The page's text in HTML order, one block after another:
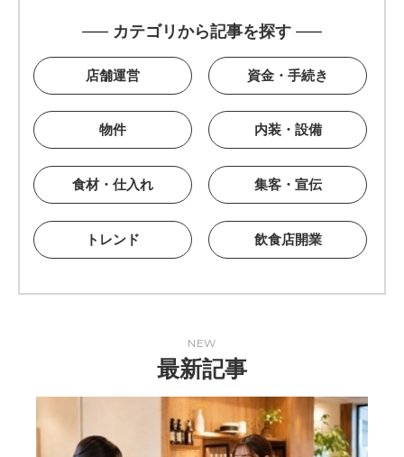
カテゴリから記事を探す
店舗運営 資金・手続き
物件 内装・設備
食材・仕入れ 集客・宣伝
トレンド 飲食店開業
NEW
最新記事